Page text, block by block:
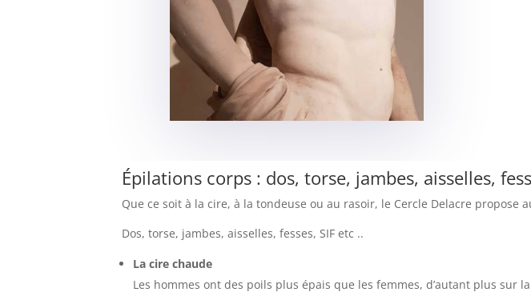
Épilations corps : dos, torse, jambes, aisselles,
Que ce soit à la cire, à la tondeuse ou au rasoir, le Cercle Delacre propose
Dos, torse, jambes, aisselles, fesses, SIF etc ..
La cire chaude
Les hommes ont des poils plus épais que les femmes, d’autant plus